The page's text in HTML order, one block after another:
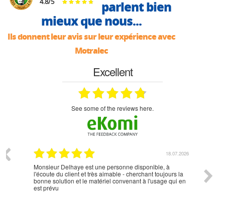
parlent bien
mieux que nous...
Ils donnent leur avis sur leur expérience avec
Motralec
Excellent
see some of the reviews here.
18.07.2026
Monsieur Delhaye est une personne disponible, à
l'écoute du client et très aimable - cherchant toujours la
bonne solution et le matériel convenant à l'usage qui en
est prévu